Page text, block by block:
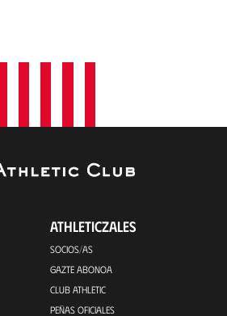
ATHLETICZALES
SOCIOS/AS
GAZTE ABONOA
CLUB ATHLETIC
PEÑAS OFICIALES